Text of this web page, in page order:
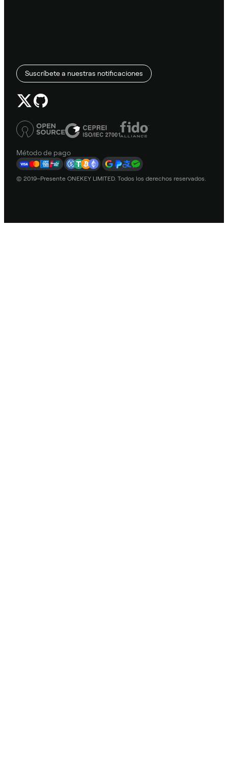
Suscríbete a nuestras notificaciones
Método de pago
© 2019–Presente ONEKEY LIMITED. Todos los derechos reservados.